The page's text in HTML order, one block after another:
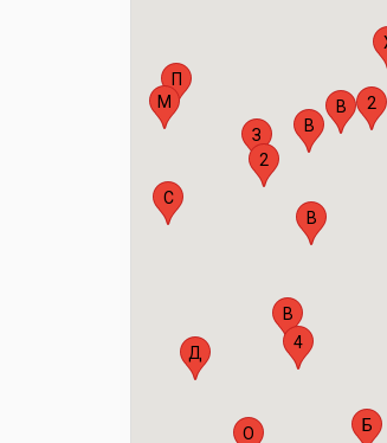
2
Б
В
В
В
В
Д
З
4
М
О
П
С
2